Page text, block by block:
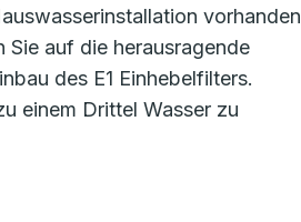
vorhanden
Sie auf die herausragende
des E1 Einhebelfilters.
einem Drittel Wasser zu